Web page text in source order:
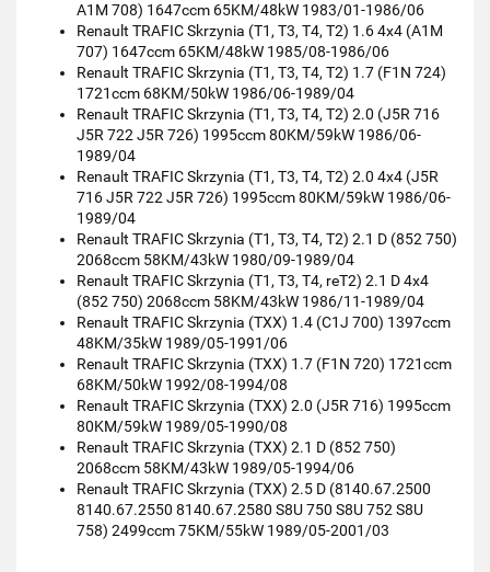
A1M 708) 1647ccm 65KM/48kW 1983/01-1986/06
Renault TRAFIC Skrzynia (T1, T3, T4, T2) 1.6 4x4 (A1M
707) 1647ccm 65KM/48kW 1985/08-1986/06
Renault TRAFIC Skrzynia (T1, T3, T4, T2) 1.7 (F1N 724)
1721ccm 68KM/50kW 1986/06-1989/04
Renault TRAFIC Skrzynia (T1, T3, T4, T2) 2.0 (J5R 716
J5R 722 J5R 726) 1995ccm 80KM/59kW 1986/06-
1989/04
Renault TRAFIC Skrzynia (T1, T3, T4, T2) 2.0 4x4 (J5R
716 J5R 722 J5R 726) 1995ccm 80KM/59kW 1986/06-
1989/04
Renault TRAFIC Skrzynia (T1, T3, T4, T2) 2.1 D (852 750)
2068ccm 58KM/43kW 1980/09-1989/04
Renault TRAFIC Skrzynia (T1, T3, T4, reT2) 2.1 D 4x4
(852 750) 2068ccm 58KM/43kW 1986/11-1989/04
Renault TRAFIC Skrzynia (TXX) 1.4 (C1J 700) 1397ccm
48KM/35kW 1989/05-1991/06
Renault TRAFIC Skrzynia (TXX) 1.7 (F1N 720) 1721ccm
68KM/50kW 1992/08-1994/08
Renault TRAFIC Skrzynia (TXX) 2.0 (J5R 716) 1995ccm
80KM/59kW 1989/05-1990/08
Renault TRAFIC Skrzynia (TXX) 2.1 D (852 750)
2068ccm 58KM/43kW 1989/05-1994/06
Renault TRAFIC Skrzynia (TXX) 2.5 D (8140.67.2500
8140.67.2550 8140.67.2580 S8U 750 S8U 752 S8U
758) 2499ccm 75KM/55kW 1989/05-2001/03